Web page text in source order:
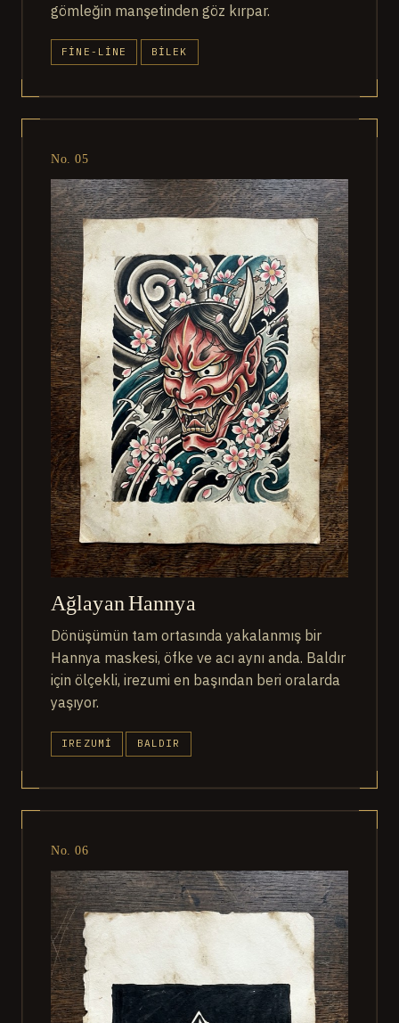
gömleğin manşetinden göz kırpar.
FINE-LINE BILEK
No. 05
Ağlayan Hannya
Dönüşümün tam ortasında yakalanmış bir
Hannya maskesi, öfke ve acı aynı anda. Baldır
için ölçekli, irezumi en başından beri oralarda
yaşıyor.
IREZUMI BALDIR
No. 06